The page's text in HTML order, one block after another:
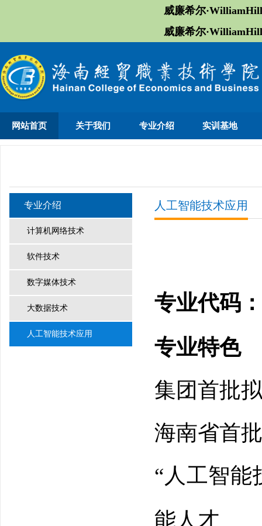
威廉希尔
威廉希尔
网站首页 关于我们 专业介绍 实训基地
专业介绍
计算机网络技术
软件技术
数字媒体技术
大数据技术
人工智能技术应用
人工智能技术应用
专业代码：
专业特色
集团首批
海南省首
“人工智能
能人才